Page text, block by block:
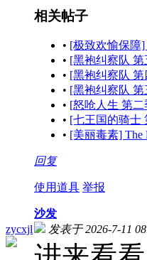
相关帖子
• [极致欢愉保障]
• [黑袍纠察队 第
• [黑袍纠察队 第
• [黑袍纠察队 第
• [怒呛人生 第二
• [七王国的骑士
• [美丽毒素] The
回复
使用道具 举报
zycxjl
沙发
发表于 2026-7-11